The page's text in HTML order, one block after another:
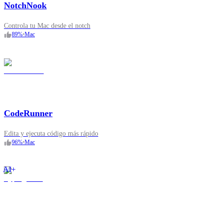
NotchNook
Controla tu Mac desde el notch
89%•Mac
CodeRunner
Edita y ejecuta código más rápido
96%•Mac
AI+